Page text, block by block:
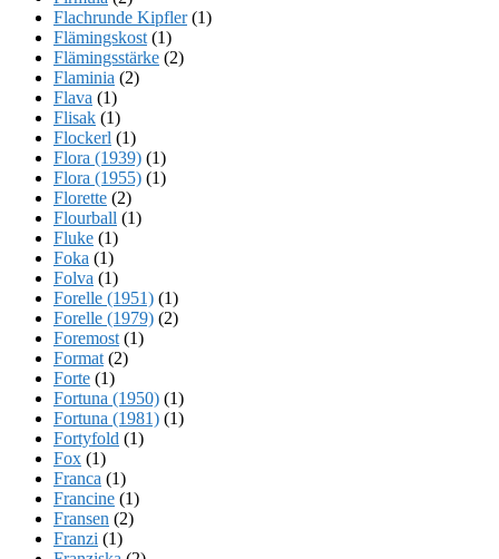
Flachrunde Kipfler(1)
Flämingskost (1)
Flämingsstärke (2)
Flaminia (2)
Flava (1)
Flisak (1)
Flockerl (1)
Flora (1939) (1)
Flora (1955) (1)
Florette (2)
Flourball (1)
Fluke (1)
Foka (1)
Folva (1)
Forelle (1951) (1)
Forelle (1979) (2)
Foremost (1)
Format (2)
Forte (1)
Fortuna (1950) (1)
Fortuna (1981) (1)
Fortyfold (1)
Fox (1)
Franca (1)
Francine (1)
Fransen (2)
Franzi (1)